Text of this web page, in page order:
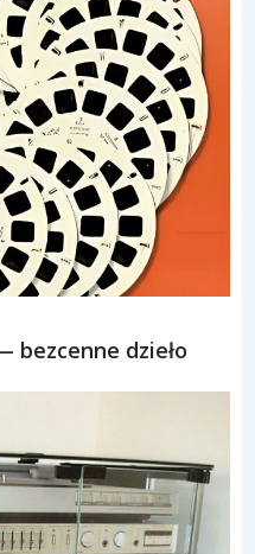
bezcenne dzieło